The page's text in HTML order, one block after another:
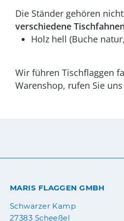
Die Ständer gehören
verschiedene
Holz hell (Buche
Wir führen Tischflaggen
Warenshop, rufen Sie
MARIS FLAGGEN GMBH
Schwarzer Kamp
27383 Scheeßel